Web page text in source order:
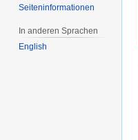
Seiten­­informationen
In anderen Sprachen
English